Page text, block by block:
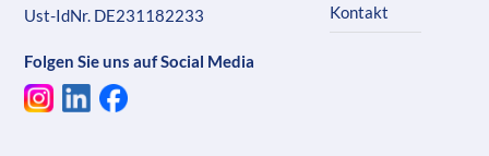
Ust-IdNr. DE231182233
Folgen Sie uns auf Social Media
Kontakt